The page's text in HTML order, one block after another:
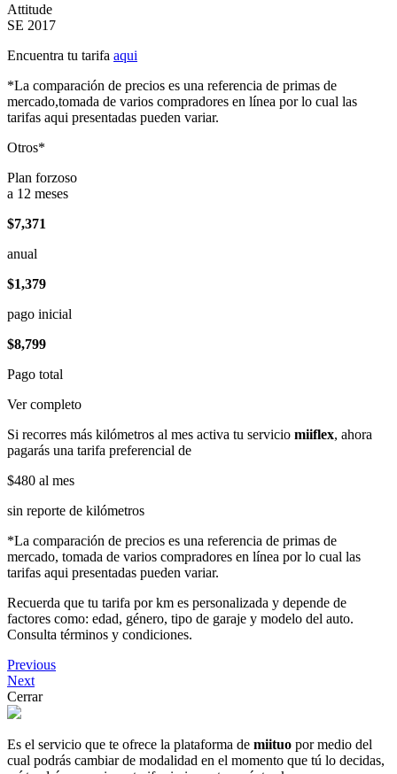
Attitude
SE 2017
Encuentra tu tarifa aqui
*La comparación de precios es una referencia de primas de
mercado,tomada de varios compradores en línea por lo cual las
tarifas aqui presentadas pueden variar.
Otros*
Plan forzoso
a 12 meses
$7,371
anual
$1,379
pago inicial
$8,799
Pago total
Ver completo
Si recorres más kilómetros al mes activa tu servicio miiflex, ahora
pagarás una tarifa preferencial de
$480 al mes
sin reporte de kilómetros
*La comparación de precios es una referencia de primas de
mercado, tomada de varios compradores en línea por lo cual las
tarifas aqui presentadas pueden variar.
Recuerda que tu tarifa por km es personalizada y depende de
factores como: edad, género, tipo de garaje y modelo del auto.
Consulta términos y condiciones.
Previous
Next
Cerrar
Es el servicio que te ofrece la plataforma de miituo por medio del
cual podrás cambiar de modalidad en el momento que tú lo decidas,